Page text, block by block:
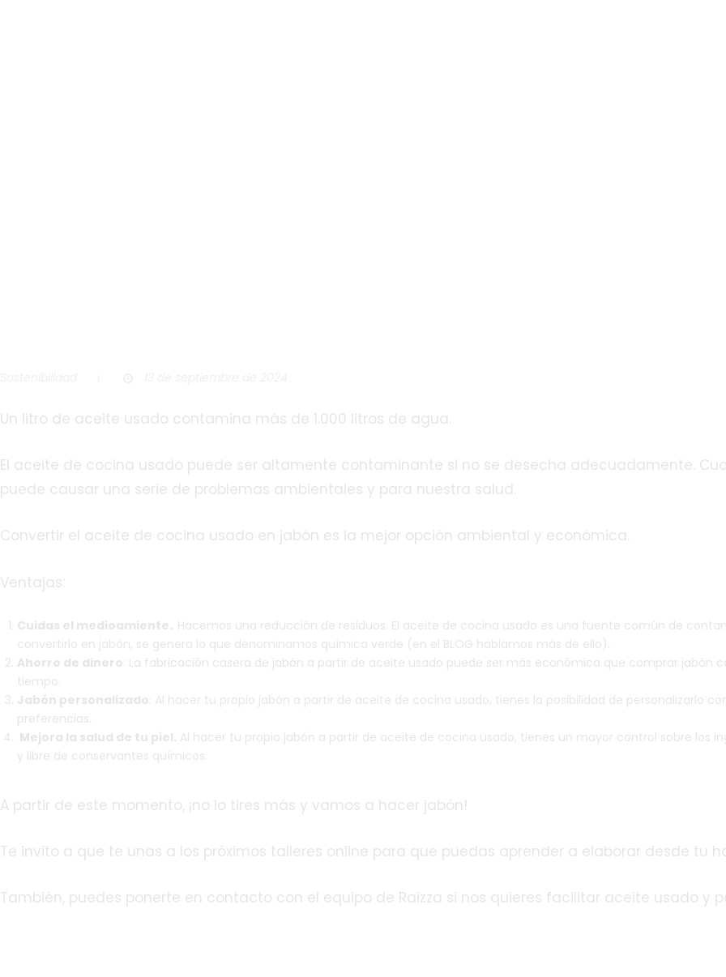
Un litro de aceite usado contamina más de 1.000 litros de agua.
El aceite de cocina usado puede ser altamente contaminante si no se desecha adecuadamente.
puede causar una serie de problemas ambientales y para nuestra salud.
Convertir el aceite de cocina usado en jabón es la mejor opción ambiental y económica.
Ventajas:
Cuidas el medioamiente. Hacemos una reducción de residuos. El aceite de cocina usado es una fuente común de
convertirlo en jabón, se genera lo que denominamos química verde (en el BLOG hablamos más de ello).
Ahorro de dinero : La fabricación casera de jabón a partir de aceite usado puede ser más económica que comprar jabón
tiempo.
Jabón personalizado : Al hacer tu propio jabón a partir de aceite de cocina usado, tienes la posibilidad de personalizarlo
preferencias.
Mejora la salud de tu piel. Al hacer tu propio jabón a partir de aceite de cocina usado, tienes un mayor control sobre los
y libre de conservantes químicos.
A partir de este momento, ¡no lo tires más y vamos a hacer jabón!
Te invito a que te unas a los próximos talleres online para que puedas aprender a elaborar desde tu
También, puedes ponerte en contacto con el equipo de Raizza si nos quieres facilitar aceite usado y